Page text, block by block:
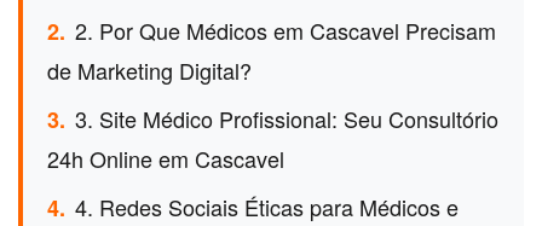
2. 2. Por Que Médicos em Cascavel Precisam
de Marketing Digital?
3. 3. Site Médico Profissional: Seu Consultório
24h Online em Cascavel
4. 4. Redes Sociais Éticas para Médicos e